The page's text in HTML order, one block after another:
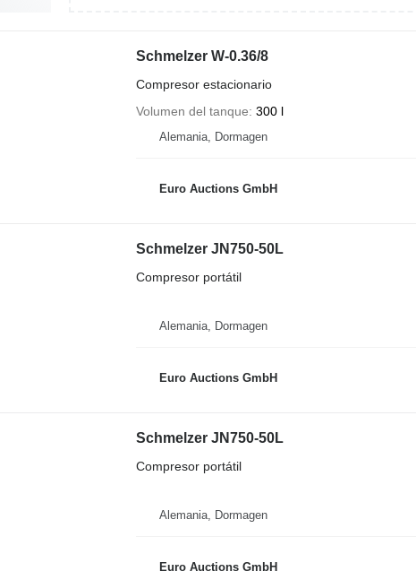
Schmelzer W-0.36/8
Compresor estacionario
Volumen del tanque 300 l
Alemania, Dormagen
Euro Auctions GmbH
Schmelzer JN750-50L
Compresor portátil
Alemania, Dormagen
Euro Auctions GmbH
Schmelzer JN750-50L
Compresor portátil
Alemania, Dormagen
Euro Auctions GmbH